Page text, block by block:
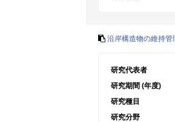
沿岸構造物の維持
研究代表者
研究期間 (年度)
研究種目
研究分野